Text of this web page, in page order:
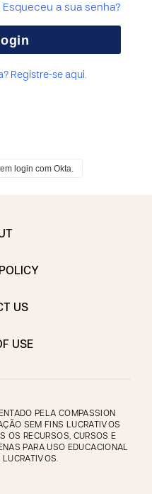
Esqueceu a sua senha?
Registre-se aqui.
login com Okta.
US
USE
PELA COMPASSION
SEM FINS LUCRATIVOS
OS RECURSOS, CURSOS E
PARA USO EDUCACIONAL
LUCRATIVOS.